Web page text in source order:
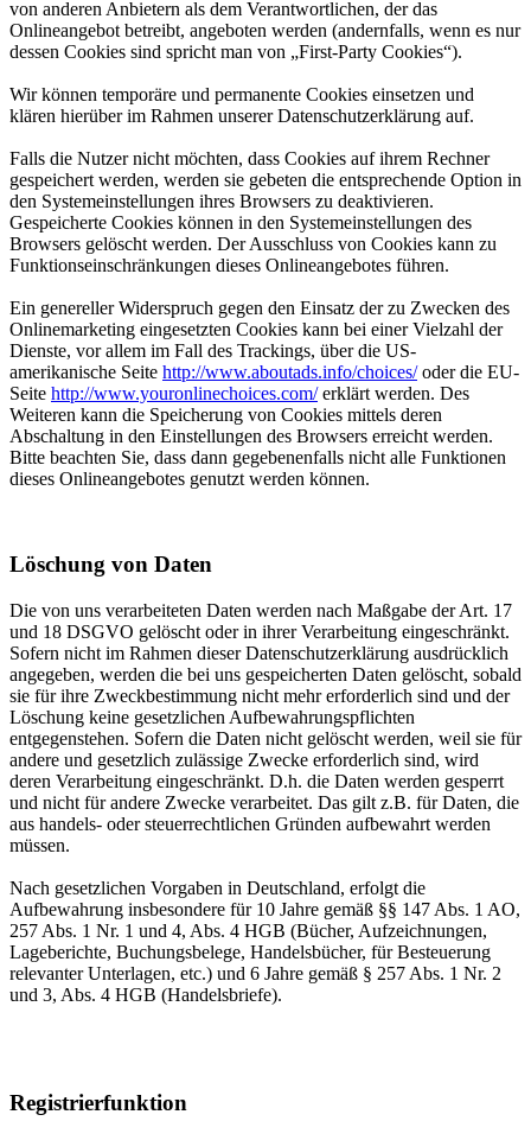
von anderen Anbietern als dem Verantwortlichen, der das
Onlineangebot betreibt, angeboten werden (andernfalls, wenn es nur
dessen Cookies sind spricht man von „First-Party Cookies“).
Wir können temporäre und permanente Cookies einsetzen und
klären hierüber im Rahmen unserer Datenschutzerklärung auf.
Falls die Nutzer nicht möchten, dass Cookies auf ihrem Rechner
gespeichert werden, werden sie gebeten die entsprechende Option in
den Systemeinstellungen ihres Browsers zu deaktivieren.
Gespeicherte Cookies können in den Systemeinstellungen des
Browsers gelöscht werden. Der Ausschluss von Cookies kann zu
Funktionseinschränkungen dieses Onlineangebotes führen.
Ein genereller Widerspruch gegen den Einsatz der zu Zwecken des
Onlinemarketing eingesetzten Cookies kann bei einer Vielzahl der
Dienste, vor allem im Fall des Trackings, über die US-
amerikanische Seite http://www.aboutads.info/choices/oder die EU-
Seite http://www.youronlinechoices.com/erklärt werden. Des
Weiteren kann die Speicherung von Cookies mittels deren
Abschaltung in den Einstellungen des Browsers erreicht werden.
Bitte beachten Sie, dass dann gegebenenfalls nicht alle Funktionen
dieses Onlineangebotes genutzt werden können.
Löschung von Daten
Die von uns verarbeiteten Daten werden nach Maßgabe der Art. 17
und 18 DSGVO gelöscht oder in ihrer Verarbeitung eingeschränkt.
Sofern nicht im Rahmen dieser Datenschutzerklärung ausdrücklich
angegeben, werden die bei uns gespeicherten Daten gelöscht, sobald
sie für ihre Zweckbestimmung nicht mehr erforderlich sind und der
Löschung keine gesetzlichen Aufbewahrungspflichten
entgegenstehen. Sofern die Daten nicht gelöscht werden, weil sie für
andere und gesetzlich zulässige Zwecke erforderlich sind, wird
deren Verarbeitung eingeschränkt. D.h. die Daten werden gesperrt
und nicht für andere Zwecke verarbeitet. Das gilt z.B. für Daten, die
aus handels- oder steuerrechtlichen Gründen aufbewahrt werden
müssen.
Nach gesetzlichen Vorgaben in Deutschland, erfolgt die
Aufbewahrung insbesondere für 10 Jahre gemäß §§ 147 Abs. 1 AO,
257 Abs. 1 Nr. 1 und 4, Abs. 4 HGB (Bücher, Aufzeichnungen,
Lageberichte, Buchungsbelege, Handelsbücher, für Besteuerung
relevanter Unterlagen, etc.) und 6 Jahre gemäß § 257 Abs. 1 Nr. 2
und 3, Abs. 4 HGB (Handelsbriefe).
Registrierfunktion